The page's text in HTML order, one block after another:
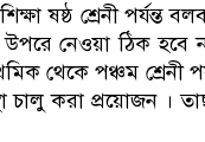
ষষ্ঠ শ্রেনী পর্যন্ত
নেওয়া ঠিক হবে
থেকে পঞ্চম শ্রেনী
চালু করা প্রয়োজন ।